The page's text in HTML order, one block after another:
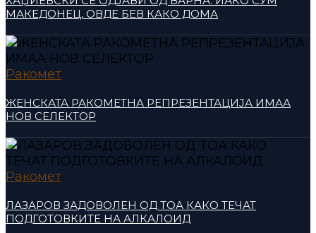
МАКЕДОНЕЦ, ОВДЕ БЕВ КАКО ДОМА
Ракомет
ЖЕНСКАТА РАКОМЕТНА РЕПРЕЗЕНТАЦИЈА ИМАА
НОВ СЕЛЕКТОР
Ракомет
ЛАЗАРОВ ЗАДОВОЛЕН ОД ТОА КАКО ТЕЧАТ
ПОДГОТОВКИТЕ НА АЛКАЛОИД